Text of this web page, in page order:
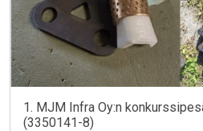
1. MJM Infra Oy:n
(3350141-8)